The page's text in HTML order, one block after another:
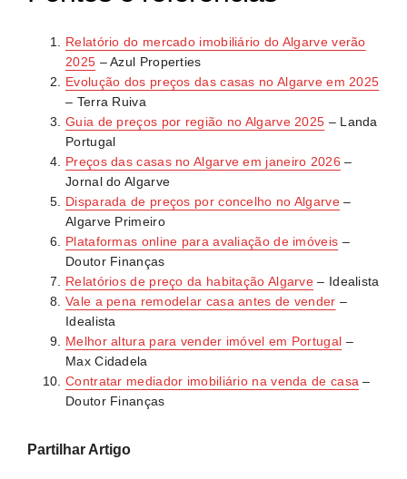
de 2024. Esta tendência ascendente mantém-se em
limitada e crescimento de 9% na construção nova
durante 2024.
obteres uma estimativa em segundos, baseada em
dados de milhares de transações e anúncios ativos.
No entanto, não confies apenas numa ferramenta:
cruza informação entre várias plataformas e pesquisa
também propriedades comparáveis à venda na tua
zona.
Relatório do mercado imobiliário do Algarve verão
2025 – Azul Properties
Evolução dos preços das casas no Algarve em 2025
– Terra Ruiva
Guia de preços por região no Algarve 2025 – Landa
Portugal
Preços das casas no Algarve em janeiro 2026 –
Jornal do Algarve
Disparada de preços por concelho no Algarve–
Algarve Primeiro
Plataformas online para avaliação de imóveis –
Doutor Finanças
Relatórios de preço da habitação Algarve – Idealista
Vale a pena remodelar casa antes de vender –
Idealista
Melhor altura para vender imóvel em Portugal –
Max Cidadela
Contratar mediador imobiliário na venda de casa –
Doutor Finanças
Partilhar Artigo